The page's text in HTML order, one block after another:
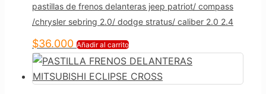
pastillas de frenos delanteras jeep patriot/ compass
/chrysler sebring 2.0/ dodge stratus/ caliber 2.0 2.4
$36.000 Añadir al carrito